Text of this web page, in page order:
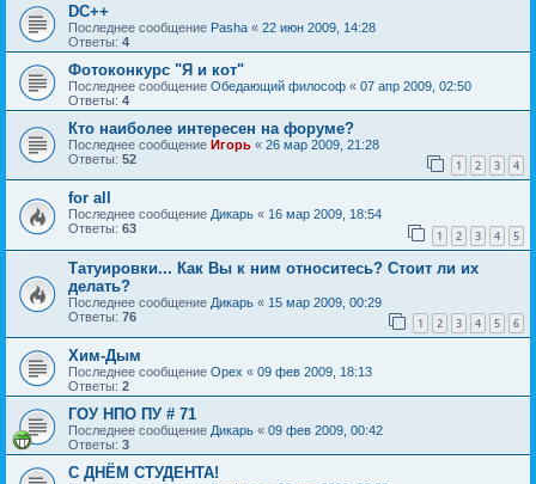
DC++
Последнее сообщение Pasha « 22 июн 2009, 14:28
Ответы: 4
Фотоконкурс "Я и кот"
Последнее сообщение Обедающий философ « 07 апр 2009, 02:50
Ответы: 4
Кто наиболее интересен на форуме?
Последнее сообщение Игорь « 26 мар 2009, 21:28
Ответы: 52 1 2 3 4
for all
Последнее сообщение Дикарь « 16 мар 2009, 18:54
Ответы: 63 1 2 3 4 5
Татуировки... Как Вы к ним относитесь? Стоит ли их
делать?
Последнее сообщение Дикарь « 15 мар 2009, 00:29
Ответы: 76 1 2 3 4 5 6
Хим-Дым
Последнее сообщение Орех « 09 фев 2009, 18:13
Ответы: 2
ГОУ НПО ПУ # 71
Последнее сообщение Дикарь « 09 фев 2009, 00:42
Ответы: 3
С ДНЁМ СТУДЕНТА!